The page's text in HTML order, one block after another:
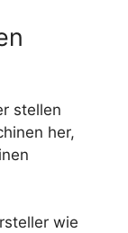
stellen
her,
wie